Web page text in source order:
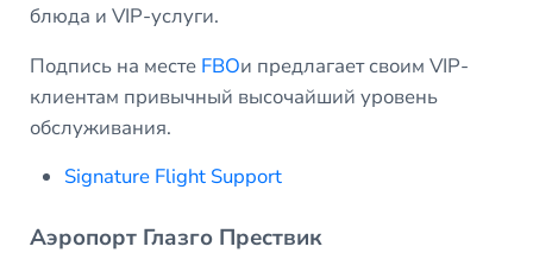
блюда и VIP-услуги.
Подпись на месте FBOи предлагает своим VIP-
клиентам привычный высочайший уровень
обслуживания.
Signature Flight Support
Аэропорт Глазго Прествик